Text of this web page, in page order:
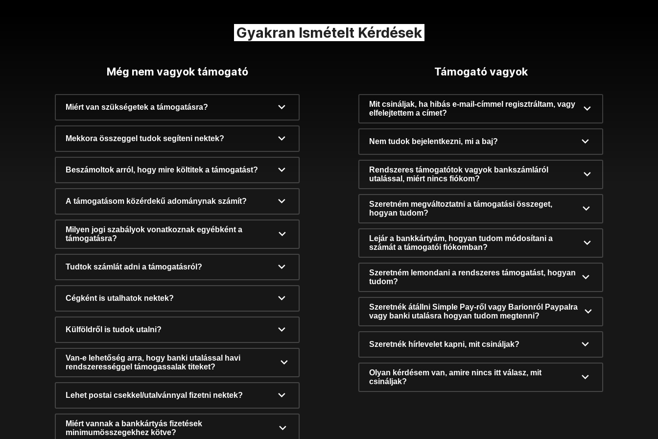
Gyakran Ismételt Kérdések
Még nem vagyok támogató
Miért van szükségetek a támogatásra?
Mekkora összeggel tudok segíteni nektek?
Beszámoltok arról, hogy mire költitek a támogatást?
A támogatásom közérdekű adománynak számít?
Milyen jogi szabályok vonatkoznak egyébként a
támogatásra?
Tudtok számlát adni a támogatásról?
Cégként is utalhatok nektek?
Külföldről is tudok utalni?
Van-e lehetőség arra, hogy banki utalással havi
rendszerességgel támogassalak titeket?
Lehet postai csekkel/utalvánnyal fizetni nektek?
Miért vannak a bankkártyás fizetések
minimumösszegekhez kötve?
Támogató vagyok
Mit csináljak, ha hibás e-mail-címmel regisztráltam, vagy
elfelejtettem a címet?
Nem tudok bejelentkezni, mi a baj?
Rendszeres támogatótok vagyok bankszámláról
utalással, miért nincs fiókom?
Szeretném megváltoztatni a támogatási összeget,
hogyan tudom?
Lejár a bankkártyám, hogyan tudom módosítani a
számát a támogatói fiókomban?
Szeretném lemondani a rendszeres támogatást, hogyan
tudom?
Szeretnék átállni Simple Pay-ről vagy Barionról Paypalra
vagy banki utalásra hogyan tudom megtenni?
Szeretnék hírlevelet kapni, mit csináljak?
Olyan kérdésem van, amire nincs itt válasz, mit
csináljak?